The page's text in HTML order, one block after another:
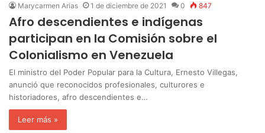
Marycarmen Arias 1 de diciembre de 2021 0 847
Afro descendientes e indígenas
participan en la Comisión sobre el
Colonialismo en Venezuela
El ministro del Poder Popular para la Cultura, Ernesto Villegas,
anunció que reconocidos profesionales, culturores e
historiadores, afro descendientes e…
Leer más »